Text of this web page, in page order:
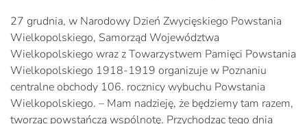
27 grudnia, w Narodowy Dzień Zwycięskiego Powstania
Wielkopolskiego, Samorząd Województwa
Wielkopolskiego wraz z Towarzystwem Pamięci Powstania
Wielkopolskiego 1918-1919 organizuje w Poznaniu
centralne obchody 106. rocznicy wybuchu Powstania
Wielkopolskiego. – Mam nadzieję, że będziemy tam razem,
tworząc powstańczą wspólnotę. Przychodząc tego dnia